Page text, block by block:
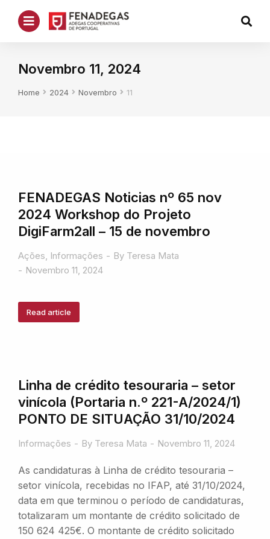
Novembro 11, 2024
You are here:
Home 2024 Novembro 11
FENADEGAS Noticias nº 65 nov
2024 Workshop do Projeto
DigiFarm2all – 15 de novembro
Ações, Informações By Teresa Mata
Novembro 11, 2024
Read article
Linha de crédito tesouraria – setor
vinícola (Portaria n.º 221-A/2024/1)
PONTO DE SITUAÇÃO 31/10/2024
Informações By Teresa Mata Novembro 11, 2024
As candidaturas à Linha de crédito tesouraria –
setor vinícola, recebidas no IFAP, até 31/10/2024,
data em que terminou o período de candidaturas,
totalizaram um montante de crédito solicitado de
150 624 425€. O montante de crédito solicitado